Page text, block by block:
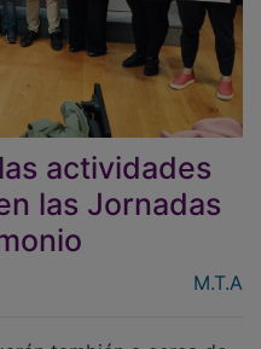
actividades
las Jornadas